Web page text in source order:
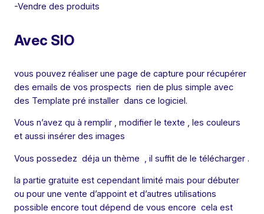
-Vendre des produits
Avec SIO
vous pouvez réaliser une page de capture pour récupérer
des emails de vos prospects rien de plus simple avec
des Template pré installer dans ce logiciel.
Vous n’avez qu à remplir , modifier le texte , les couleurs
et aussi insérer des images
Vous possedez déja un thème , il suffit de le télécharger .
la partie gratuite est cependant limité mais pour débuter
ou pour une vente d’appoint et d’autres utilisations
possible encore tout dépend de vous encore cela est